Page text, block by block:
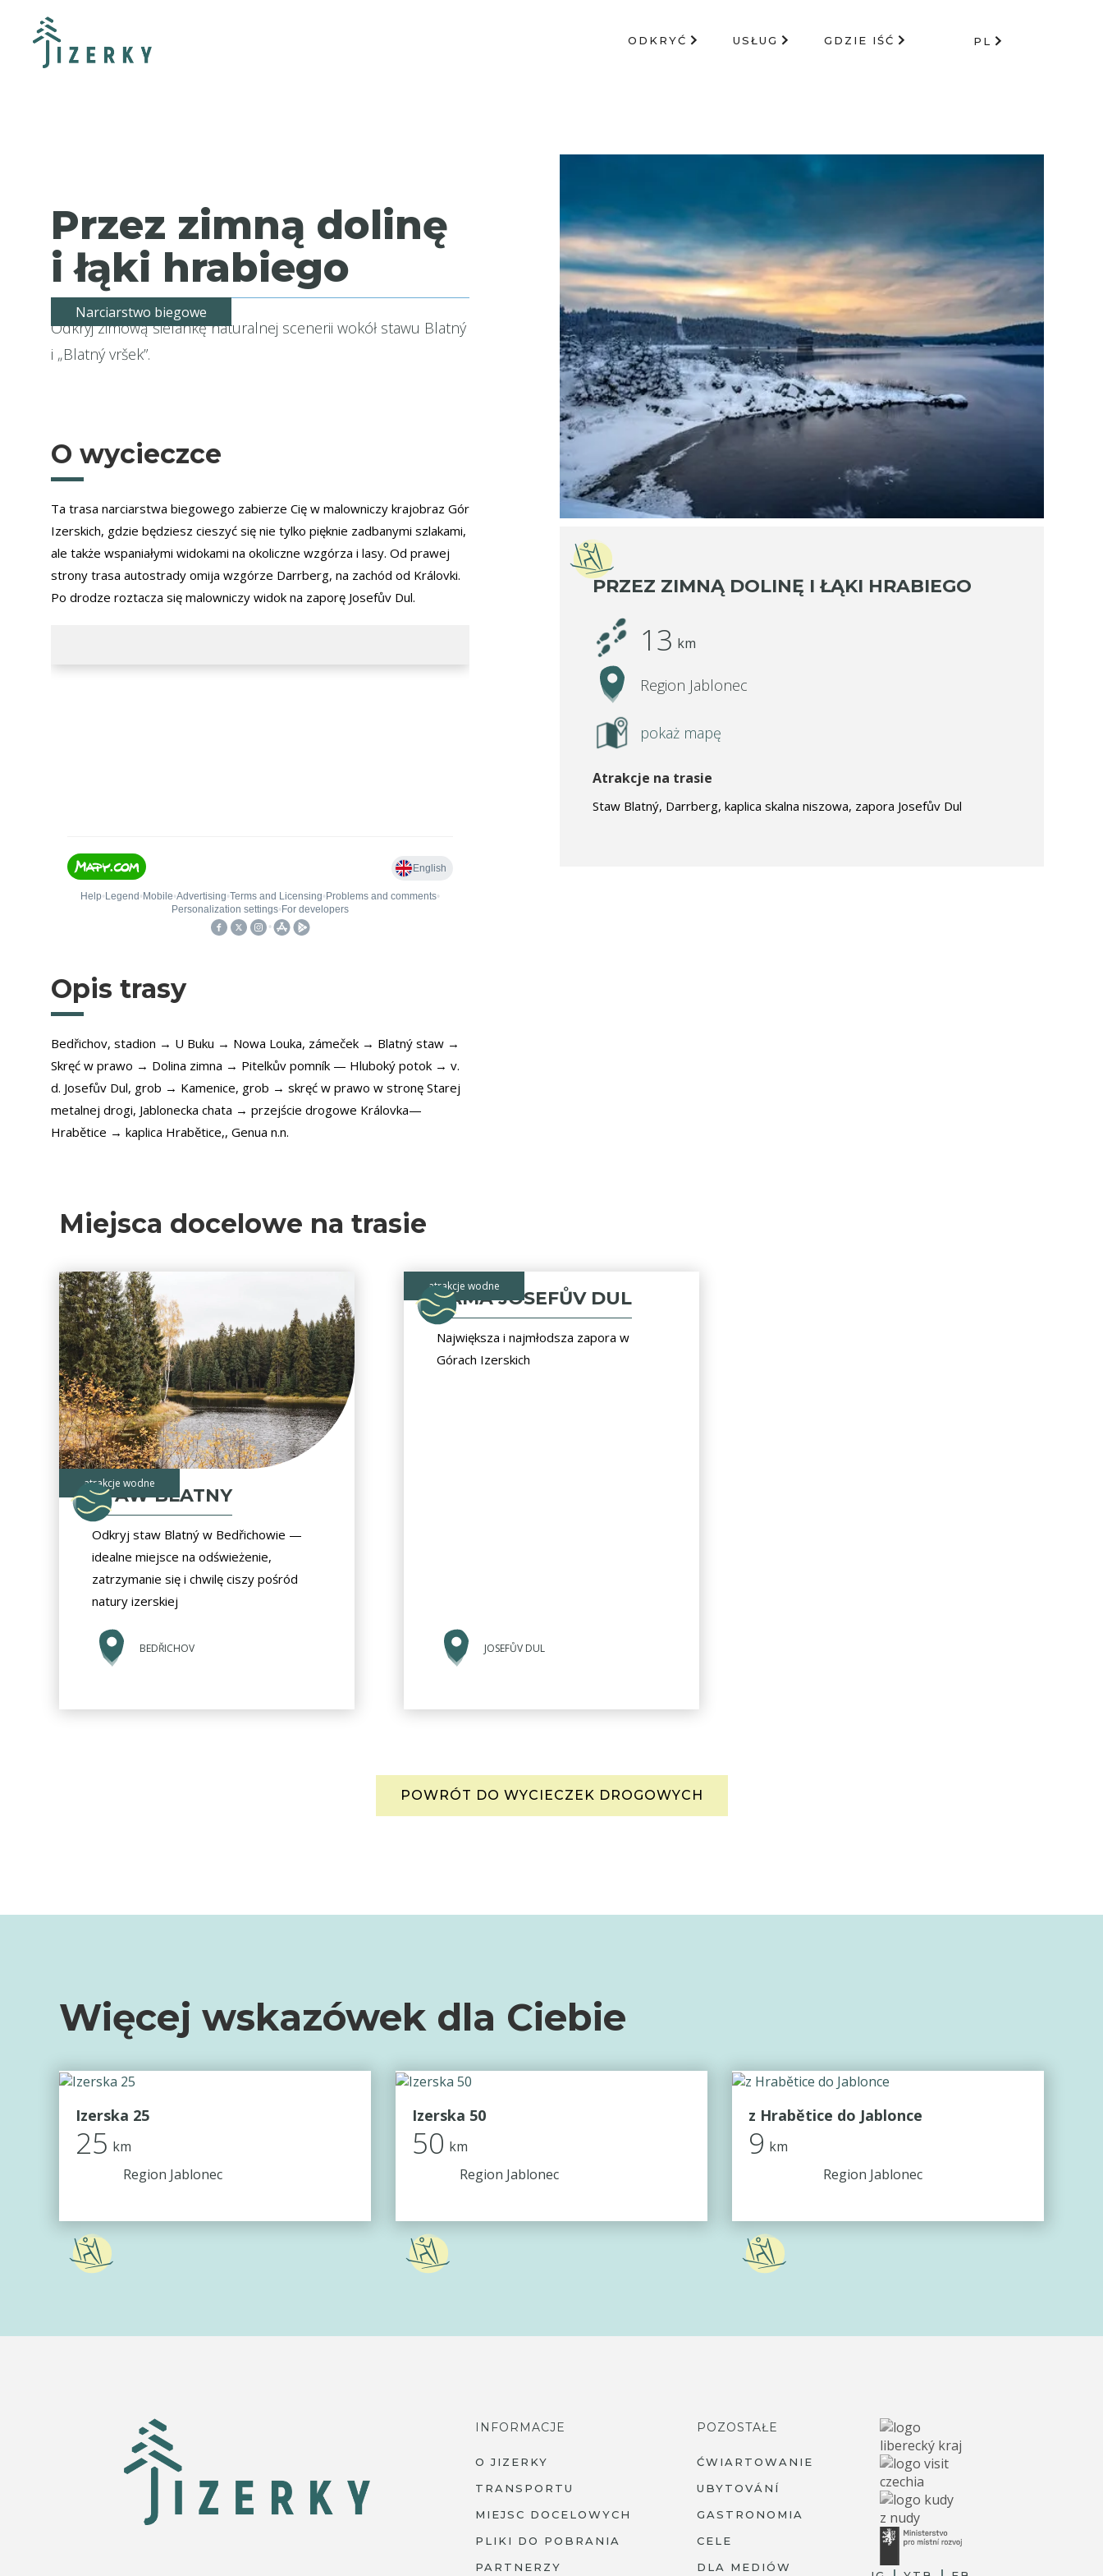
ODKRYĆ USŁUG GDZIE IŚĆ PL
Przez zimną dolinę
i łąki hrabiego
Narciarstwo biegowe
Odkryj zimową sielankę naturalnej scenerii wokół stawu Blatný
i „Blatný vršek”.
O wycieczce
Ta trasa narciarstwa biegowego zabierze Cię w malowniczy krajobraz Gór
Izerskich, gdzie będziesz cieszyć się nie tylko pięknie zadbanymi szlakami,
ale także wspaniałymi widokami na okoliczne wzgórza i lasy. Od prawej
strony trasa autostrady omija wzgórze Darrberg, na zachód od Královki.
Po drodze roztacza się malowniczy widok na zaporę Josefův Dul.
Opis trasy
Bedřichov, stadion → U Buku → Nowa Louka, zámeček → Blatný staw →
Skręć w prawo → Dolina zimna → Pitelkův pomník — Hluboký potok → v.
d. Josefův Dul, grob → Kamenice, grob → skręć w prawo w stronę Starej
metalnej drogi, Jablonecka chata → przejście drogowe Královka—
Hrabětice → kaplica Hrabětice,, Genua n.n.
PRZEZ ZIMNĄ DOLINĘ I ŁĄKI HRABIEGO
13 km
Region Jablonec
pokaż mapę
Atrakcje na trasie
Staw Blatný, Darrberg, kaplica skalna niszowa, zapora Josefův Dul
Miejsca docelowe na trasie
atrakcje wodne
STAW BLATNY
Odkryj staw Blatný w Bedřichowie —
idealne miejsce na odświeżenie,
zatrzymanie się i chwilę ciszy pośród
natury izerskiej
BEDŘICHOV
atrakcje wodne
TAMA JOSEFŮV DUL
Największa i najmłodsza zapora w
Górach Izerskich
JOSEFŮV DUL
POWRÓT DO WYCIECZEK DROGOWYCH
Więcej wskazówek dla Ciebie
Izerska 25
25 km
Region Jablonec
Izerska 50
50 km
Region Jablonec
z Hrabětice do Jablonce
9 km
Region Jablonec
INFORMACJE
O JIZERKY
TRANSPORTU
MIEJSC DOCELOWYCH
PLIKI DO POBRANIA
PARTNERZY
POZOSTAŁE
ĆWIARTOWANIE
UBYTOVÁNÍ
GASTRONOMIA
CELE
DLA MEDIÓW